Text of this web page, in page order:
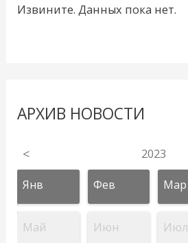
Извините. Данных пока нет.
АРХИВ НОВОСТИ
< 2023
Янв Фев Мар
Май Июн Июл